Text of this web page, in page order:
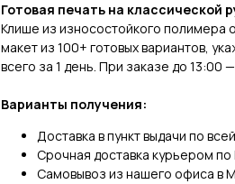
Готовая печать на классической
Клише из износостойкого полимера
макет из 100+ готовых вариантов,
всего за 1 день. При заказе до 13:00
Варианты получения:
Доставка в пункт выдачи по
Срочная доставка курьером
Самовывоз из нашего офиса в